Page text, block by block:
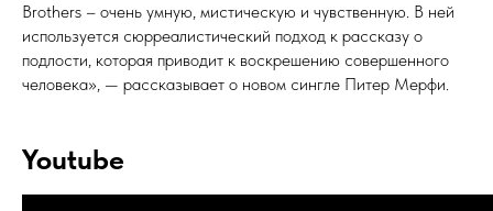
Brothers – очень умную, мистическую и чувственную. В ней
используется сюрреалистический подход к рассказу о
подлости, которая приводит к воскрешению совершенного
человека», — рассказывает о новом сингле Питер Мерфи.
Youtube